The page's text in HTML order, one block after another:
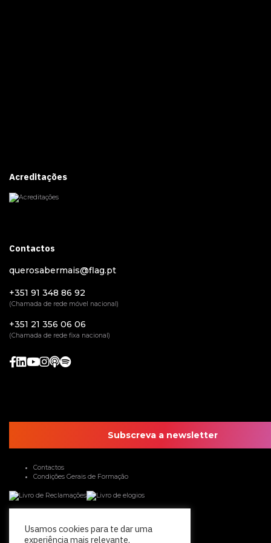
Acreditações
Contactos
querosabermais@flag.pt
+351 91 348 86 92
(Chamada de rede móvel nacional)
+351 21 356 06 06
(Chamada de rede fixa nacional)
Subscreva a newsletter
Contactos
Condições Gerais de Formação
Usamos cookies para te dar uma
experiência mais relevante,